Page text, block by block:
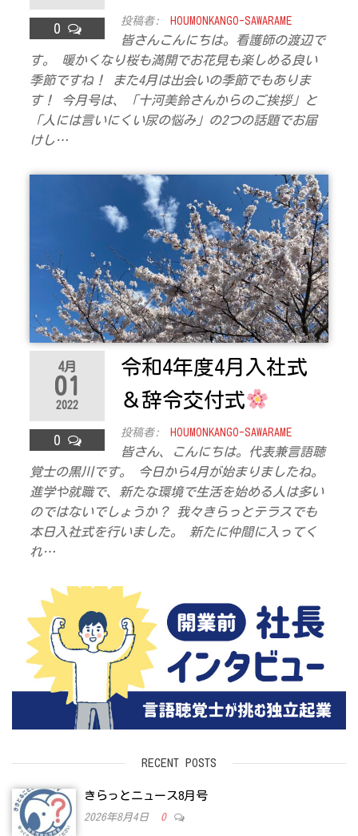
0
投稿者: HOUMONKANGO-SAWARAME
皆さんこんにちは。看護師の渡辺で
す。 暖かくなり桜も満開でお花見も楽しめる良い
季節ですね！ また4月は出会いの季節でもありま
す！ 今月号は、「十河美鈴さんからのご挨拶」と
「人には言いにくい尿の悩み」の2つの話題でお届
けし…
4月
01
2022
0
令和4年度4月入社式
＆辞令交付式
投稿者: HOUMONKANGO-SAWARAME
皆さん、こんにちは。代表兼言語聴
覚士の黒川です。 今日から4月が始まりましたね。
進学や就職で、新たな環境で生活を始める人は多い
のではないでしょうか？ 我々きらっとテラスでも
本日入社式を行いました。 新たに仲間に入ってく
れ…
RECENT POSTS
きらっとニュース8月号
2026年8月4日 0